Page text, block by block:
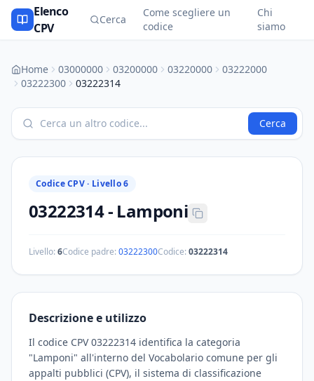
Elenco
CPV
Cerca
Come scegliere un
codice
Chi
siamo
Home 03000000 03200000 03220000
03222000
03222300
03222314
Cerca
Codice CPV · Livello 6
03222314- Lamponi
Livello:6Codice padre:03222300Codice:03222314
Descrizione e utilizzo
Il codice CPV 03222314 identifica la categoria
"Lamponi" all'interno del Vocabolario comune per gli
appalti pubblici (CPV), il sistema di classificazione